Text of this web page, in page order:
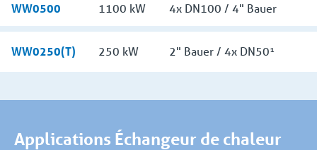
WW0500 1100 kW 4x DN100 / 4" Bauer
WW0250(T) 250 kW 2" Bauer / 4x DN50¹
Applications Échangeur de chaleur